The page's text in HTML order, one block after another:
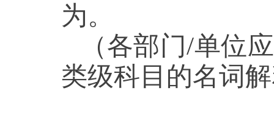
为。
（各部门/单位
类级科目的名词